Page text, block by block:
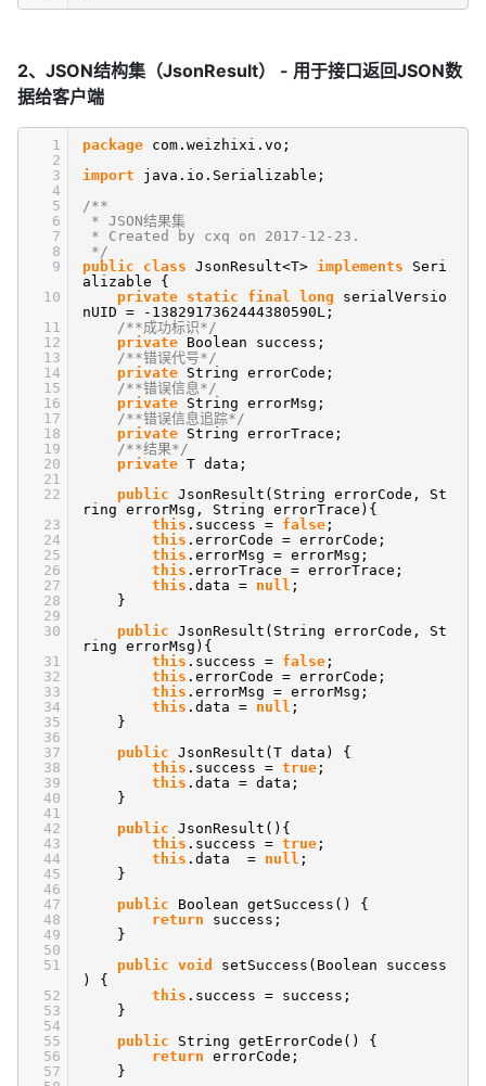
2、JSON结构集（JsonResult） - 用于接口返回JSON数
据给客户端
1
2
3
4
5
6
7
8
9
10
11
12
13
14
15
16
17
18
19
20
21
22
23
24
25
26
27
28
29
30
31
32
33
34
35
36
37
38
39
40
41
42
43
44
45
46
47
48
49
50
51
52
53
54
55
56
57
package com.weizhixi.vo;
import
java.io.Serializable;
/**
* JSON结果集
* Created by cxq on 2017-12-23.
*/
public
class JsonResult<T> implements
Seri
alizable {
private static final long
serialVersio
nUID = -1382917362444380590L;
/**成功标识*/
private Boolean success;
/**错误代号*/
private String errorCode;
/**错误信息*/
private String errorMsg;
/**错误信息追踪*/
private String errorTrace;
/**结果*/
private T data;
public JsonResult(String errorCode, St
ring errorMsg, String errorTrace){
this .success = false ;
this .errorCode = errorCode;
this .errorMsg = errorMsg;
this .errorTrace = errorTrace;
this .data = null ;
}
public JsonResult(String errorCode, St
ring errorMsg){
this .success = false ;
this .errorCode = errorCode;
this .errorMsg = errorMsg;
this .data = null ;
}
public JsonResult(T data) {
this .success = true ;
this .data = data;
}
public JsonResult(){
this .success = true ;
this .data = null ;
}
public
Boolean getSuccess() {
return
success;
}
public void
setSuccess(Boolean success
) {
this .success = success;
}
public
String getErrorCode() {
return errorCode;
}